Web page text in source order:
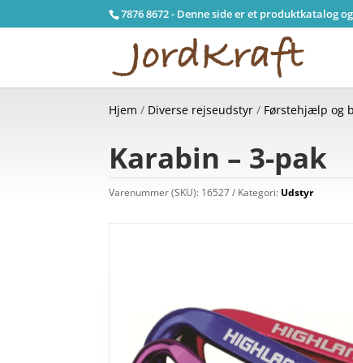
7876 8672 - Denne side er et produktkatalog
Hjem / Diverse rejseudstyr / Førstehjælp og
Karabin – 3-pak
Varenummer (SKU): 16527 Kategori: Udstyr